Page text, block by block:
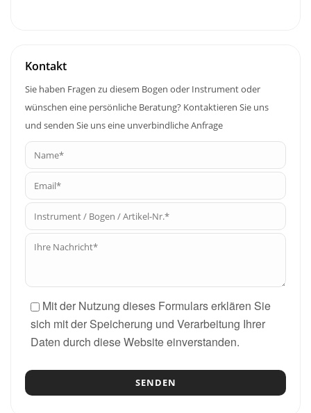
Kontakt
Sie haben Fragen zu diesem Bogen oder Instrument oder
wünschen eine persönliche Beratung? Kontaktieren Sie uns
und senden Sie uns eine unverbindliche Anfrage
Mit der Nutzung dieses Formulars erklären Sie
sich mit der Speicherung und Verarbeitung Ihrer
Daten durch diese Website einverstanden.